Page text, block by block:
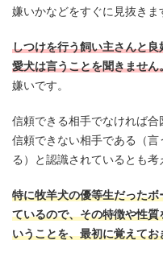
嫌いかなどをすぐに見抜きま
しつけを行う飼い主さんと
愛犬は言うことを聞きません
嫌いです。
信頼できる相手でなければ合
信頼できない相手である（
る）と認識されているとも考
特に牧羊犬の優等生だった
ているので、その特徴や性
いうことを、最初に覚えてお